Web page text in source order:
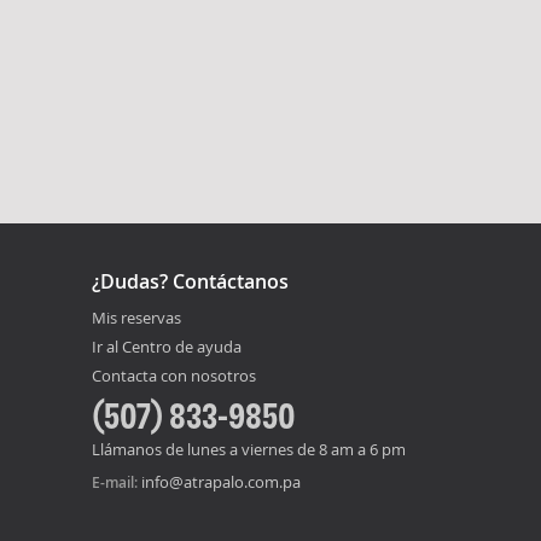
¿Dudas? Contáctanos
Mis reservas
Ir al Centro de ayuda
Contacta con nosotros
(507) 833-9850
Llámanos de lunes a viernes de 8 am a 6 pm
E-mail: info@atrapalo.com.pa